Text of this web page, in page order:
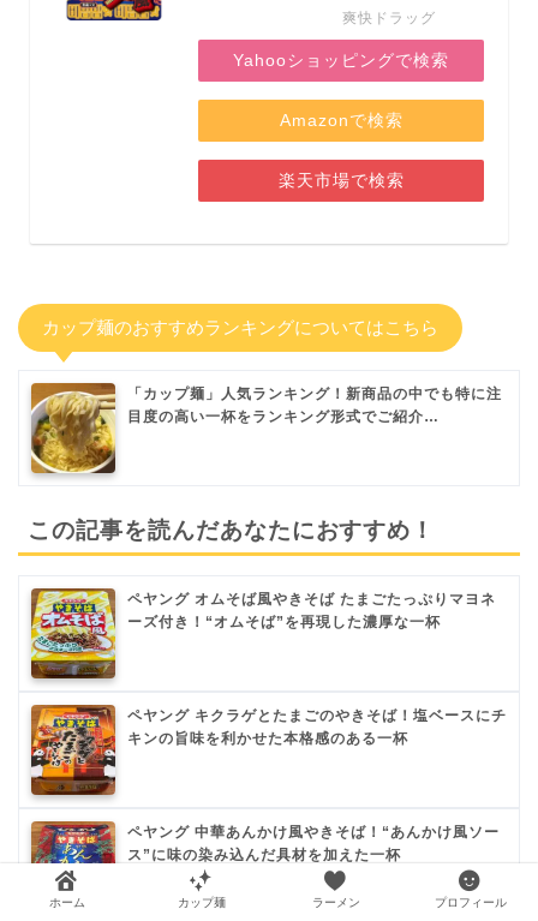
爽快ドラッグ
Yahooショッピングで検索
Amazonで検索
楽天市場で検索
カップ麺のおすすめランキングについてはこちら
「カップ麺」人気ランキング！新商品の中でも特に注
目度の高い一杯をランキング形式でご紹介…
この記事を読んだあなたにおすすめ！
ペヤング オムそば風やきそば たまごたっぷりマヨネ
ーズ付き！“オムそば”を再現した濃厚な一杯
ペヤング キクラゲとたまごのやきそば！塩ベースにチ
キンの旨味を利かせた本格感のある一杯
ペヤング 中華あんかけ風やきそば！“あんかけ風ソー
ス”に味の染み込んだ具材を加えた一杯
ホーム カップ麺 ラーメン プロフィール